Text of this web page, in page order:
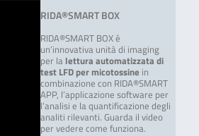
RIDA®SMART BOX
RIDA®SMART BOX è
un’innovativa unità di imaging
per la lettura automatizzata di
test LFD per micotossine in
combinazione con RIDA®SMART
APP, l’applicazione software per
l’analisi e la quantificazione degli
analiti rilevanti. Guarda il video
per vedere come funziona.